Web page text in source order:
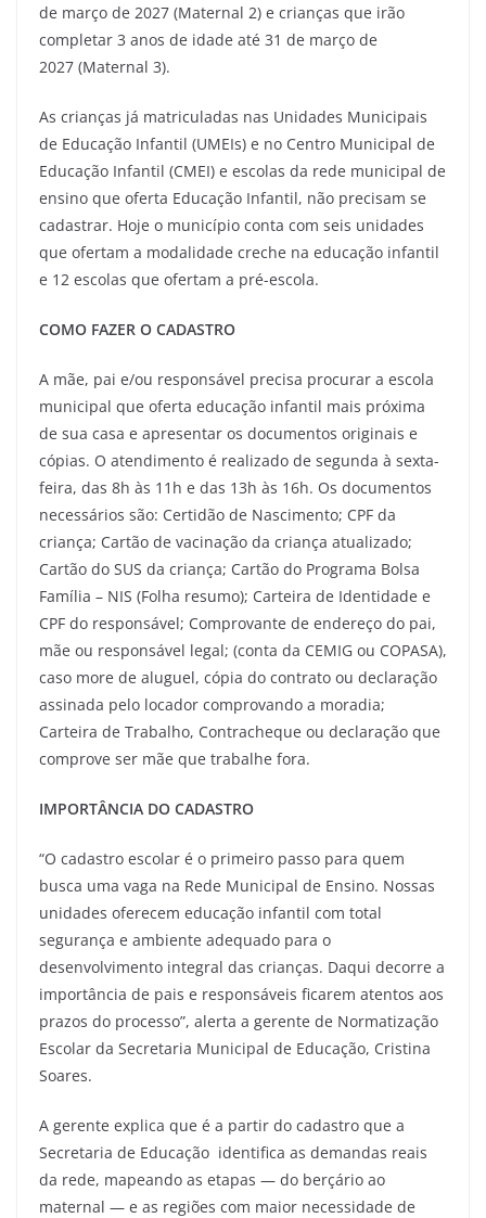
de março de 2027 (Maternal 2) e crianças que irão
completar 3 anos de idade até 31 de março de
2027 (Maternal 3).
As crianças já matriculadas nas Unidades Municipais
de Educação Infantil (UMEIs) e no Centro Municipal de
Educação Infantil (CMEI) e escolas da rede municipal de
ensino que oferta Educação Infantil, não precisam se
cadastrar. Hoje o município conta com seis unidades
que ofertam a modalidade creche na educação infantil
e 12 escolas que ofertam a pré-escola.
COMO FAZER O CADASTRO
A mãe, pai e/ou responsável precisa procurar a escola
municipal que oferta educação infantil mais próxima
de sua casa e apresentar os documentos originais e
cópias. O atendimento é realizado de segunda à sexta-
feira, das 8h às 11h e das 13h às 16h. Os documentos
necessários são: Certidão de Nascimento; CPF da
criança; Cartão de vacinação da criança atualizado;
Cartão do SUS da criança; Cartão do Programa Bolsa
Família – NIS (Folha resumo); Carteira de Identidade e
CPF do responsável; Comprovante de endereço do pai,
mãe ou responsável legal; (conta da CEMIG ou COPASA),
caso more de aluguel, cópia do contrato ou declaração
assinada pelo locador comprovando a moradia;
Carteira de Trabalho, Contracheque ou declaração que
comprove ser mãe que trabalhe fora.
IMPORTÂNCIA DO CADASTRO
“O cadastro escolar é o primeiro passo para quem
busca uma vaga na Rede Municipal de Ensino. Nossas
unidades oferecem educação infantil com total
segurança e ambiente adequado para o
desenvolvimento integral das crianças. Daqui decorre a
importância de pais e responsáveis ficarem atentos aos
prazos do processo”, alerta a gerente de Normatização
Escolar da Secretaria Municipal de Educação, Cristina
Soares.
A gerente explica que é a partir do cadastro que a
Secretaria de Educação identifica as demandas reais
da rede, mapeando as etapas — do berçário ao
maternal — e as regiões com maior necessidade de